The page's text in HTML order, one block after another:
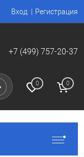
Вход Регистрация
+7 (499) 757-20-37
0 0